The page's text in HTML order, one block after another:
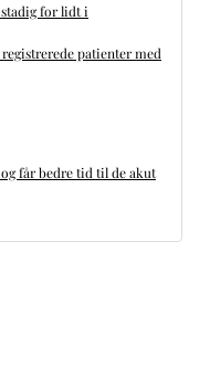
stadig for lidt i
patienter med
får bedre tid til de akut